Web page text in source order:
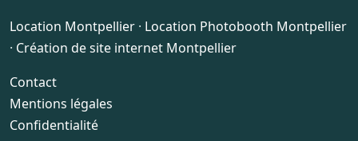
Location Montpellier · Location Photobooth Montpellier
· Création de site internet Montpellier
Contact
Mentions légales
Confidentialité